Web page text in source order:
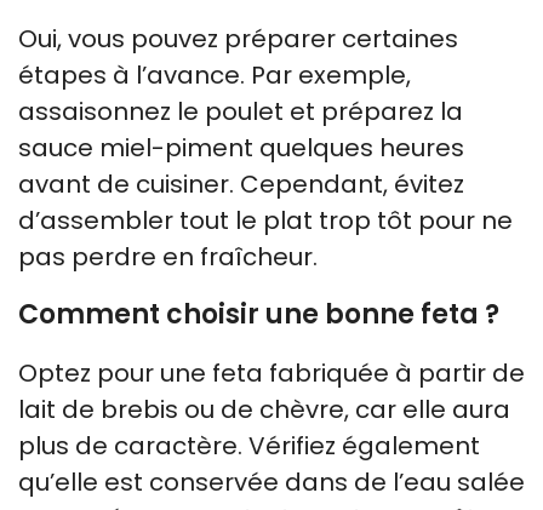
Oui, vous pouvez préparer certaines
étapes à l’avance. Par exemple,
assaisonnez le poulet et préparez la
sauce miel-piment quelques heures
avant de cuisiner. Cependant, évitez
d’assembler tout le plat trop tôt pour ne
pas perdre en fraîcheur.
Comment choisir une bonne feta ?
Optez pour une feta fabriquée à partir de
lait de brebis ou de chèvre, car elle aura
plus de caractère. Vérifiez également
qu’elle est conservée dans de l’eau salée